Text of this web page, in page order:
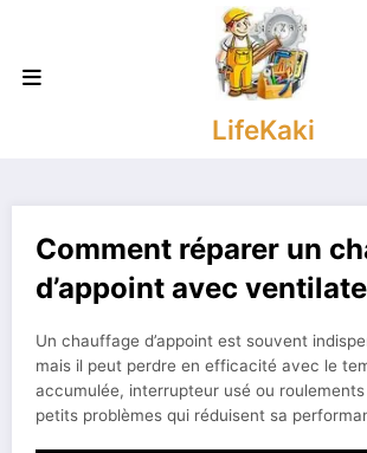
LifeKaki
Comment réparer un
d’appoint avec
Un chauffage d’appoint est souvent
mais il peut perdre en efficacité avec le
accumulée, interrupteur usé ou
petits problèmes qui réduisent sa